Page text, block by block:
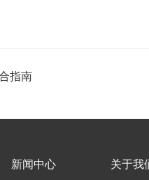
指南
新闻中心 关于我